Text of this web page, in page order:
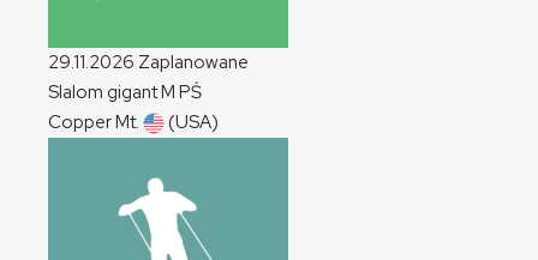
29.11.2026 Zaplanowane
Slalom gigantM PŚ
Copper Mt.
(USA)